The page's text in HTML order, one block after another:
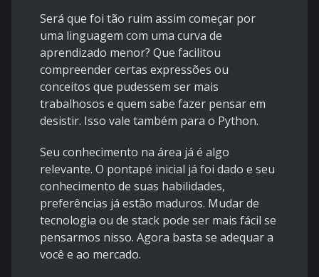
Será que foi tão ruim assim começar por
uma linguagem com uma curva de
aprendizado menor? Que facilitou
compreender certas expressões ou
conceitos que pudessem ser mais
trabalhosos e quem sabe fazer pensar em
desistir. Isso vale também para o Python.
Seu conhecimento na área já é algo
relevante. O pontapé inicial já foi dado e seu
conhecimento de suas habilidades,
preferências já estão maduros. Mudar de
tecnologia ou de stack pode ser mais fácil se
pensarmos nisso. Agora basta se adequar a
você e ao mercado.